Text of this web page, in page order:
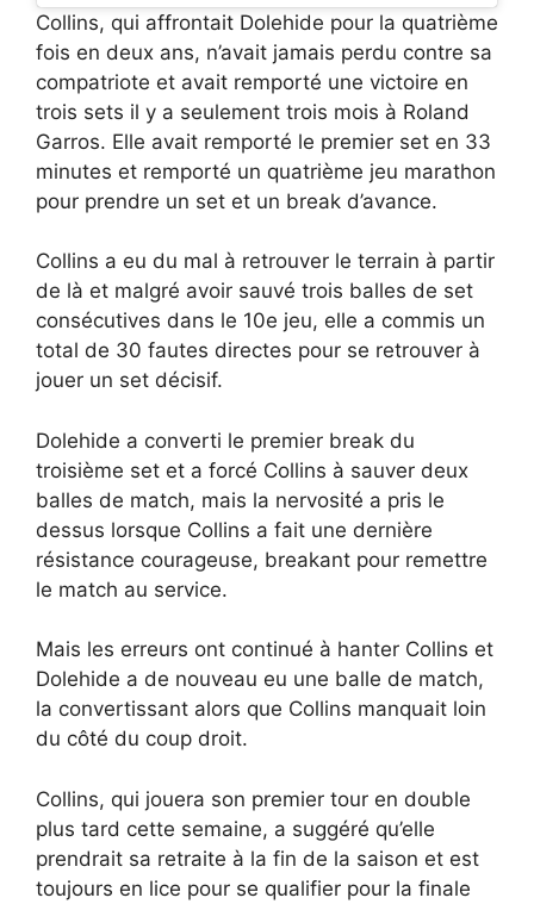
Collins, qui affrontait Dolehide pour la quatrième
fois en deux ans, n’avait jamais perdu contre sa
compatriote et avait remporté une victoire en
trois sets il y a seulement trois mois à Roland
Garros. Elle avait remporté le premier set en 33
minutes et remporté un quatrième jeu marathon
pour prendre un set et un break d’avance.
Collins a eu du mal à retrouver le terrain à partir
de là et malgré avoir sauvé trois balles de set
consécutives dans le 10e jeu, elle a commis un
total de 30 fautes directes pour se retrouver à
jouer un set décisif.
Dolehide a converti le premier break du
troisième set et a forcé Collins à sauver deux
balles de match, mais la nervosité a pris le
dessus lorsque Collins a fait une dernière
résistance courageuse, breakant pour remettre
le match au service.
Mais les erreurs ont continué à hanter Collins et
Dolehide a de nouveau eu une balle de match,
la convertissant alors que Collins manquait loin
du côté du coup droit.
Collins, qui jouera son premier tour en double
plus tard cette semaine, a suggéré qu’elle
prendrait sa retraite à la fin de la saison et est
toujours en lice pour se qualifier pour la finale